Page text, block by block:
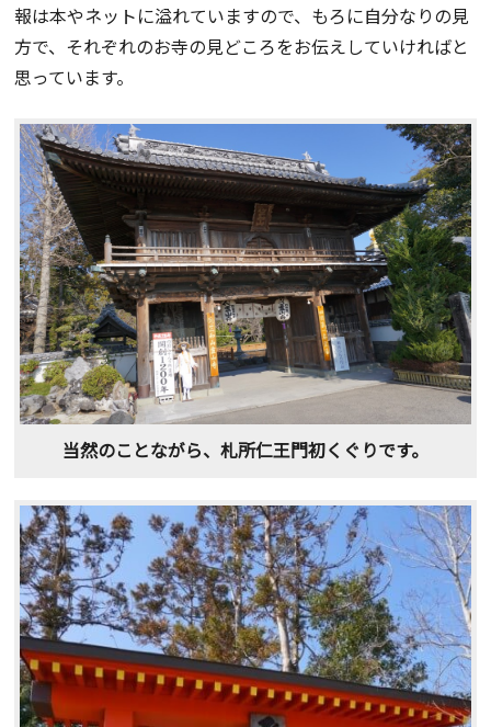
報は本やネットに溢れていますので、もろに自分なりの見
方で、それぞれのお寺の見どころをお伝えしていければと
思っています。
当然のことながら、札所仁王門初くぐりです。